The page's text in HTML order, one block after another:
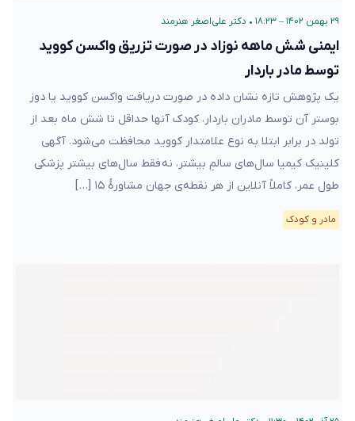
۲۹ بهمن ۱۴۰۲ – ۱۸:۲۳ • دکتر علی‌اصغر هنرمند
ایمنی شش ماهه نوزاد در صورت تزریق واکسن کووید
توسط مادر باردار
یک پژوهش تازه نشان داده در صورت دریافت واکسن کووید یا دوز
بوستر آن توسط مادران باردار، کودک آنها حداقل تا شش ماه بعد از
تولد در برابر ابتلا به نوع علامتدار کووید محافظت می‌شود. آگهی
کلینیک کیمیا سال‌های سالمِ بیشتر، نه فقط سال‌های بیشتر پزشکی
طول عمر، کاملاً آنلاین از هر نقطه‌ی جهان مشاورهٔ ۱۵ […]
مادر و کودک